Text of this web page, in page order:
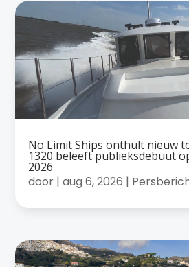
No Limit Ships onthult nieuw
1320 beleeft publieksdebuut
2026
door |aug 6, 2026 |